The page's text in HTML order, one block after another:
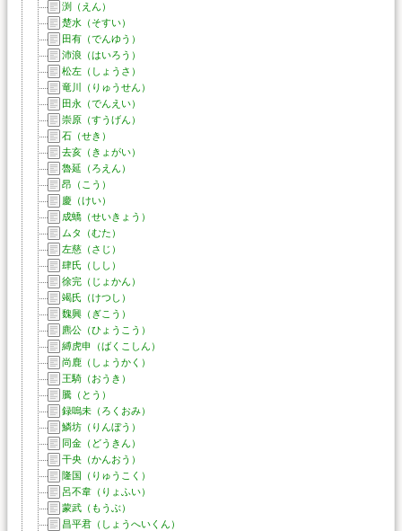
渕（えん）
楚水（そすい）
田有（でんゆう）
沛浪（はいろう）
松左（しょうさ）
竜川（りゅうせん）
田永（でんえい）
崇原（すうげん）
石（せき）
去亥（きょがい）
魯延（ろえん）
昂（こう）
慶（けい）
成蟜（せいきょう）
ムタ（むた）
左慈（さじ）
肆氏（しし）
徐完（じょかん）
竭氏（けつし）
魏興（ぎこう）
麃公（ひょうこう）
縛虎申（ばくこしん）
尚鹿（しょうかく）
王騎（おうき）
騰（とう）
録嗚未（ろくおみ）
鱗坊（りんぼう）
同金（どうきん）
干央（かんおう）
隆国（りゅうこく）
呂不韋（りょふい）
蒙武（もうぶ）
昌平君（しょうへいくん）